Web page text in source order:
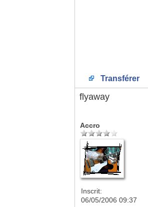
Transférer
flyaway
Accro
Inscrit:
06/05/2006 09:37